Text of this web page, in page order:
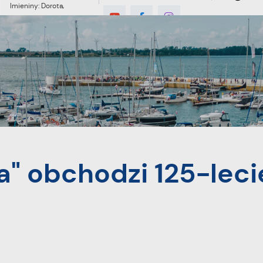
Imieniny: Dorota,
Konrad, Kajetan
17°C
MIESZKANIEC TURYSTYKA
lecie istnienia
obchodzi 125-